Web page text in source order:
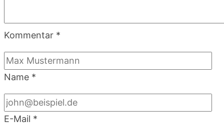
Kommentar *
Name *
E-Mail *